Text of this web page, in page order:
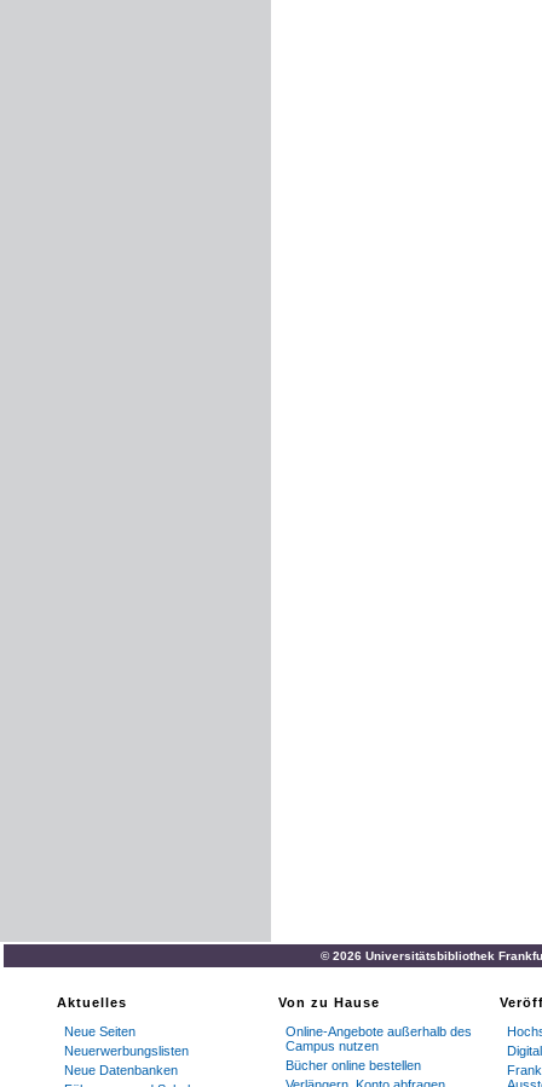
© 2026 Universitätsbibliothek
Aktuelles
Neue Seiten
Neuerwerbungslisten
Neue Datenbanken
Von zu Hause
Online-Angebote außerhalb des
Campus nutzen
Bücher online bestellen